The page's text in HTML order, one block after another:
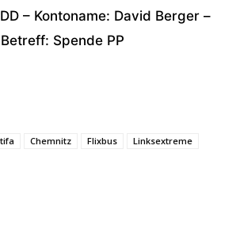
– Kontoname: David Berger –
Betreff: Spende PP
Chemnitz Flixbus Linksextreme